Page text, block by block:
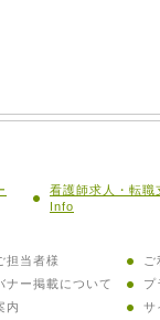
看護師求人・転職
Info
担当者様
ナー掲載について
内
プ
サ